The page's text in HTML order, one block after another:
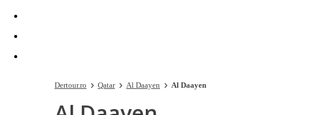
Dertour.ro Qatar Al Daayen Al Daayen